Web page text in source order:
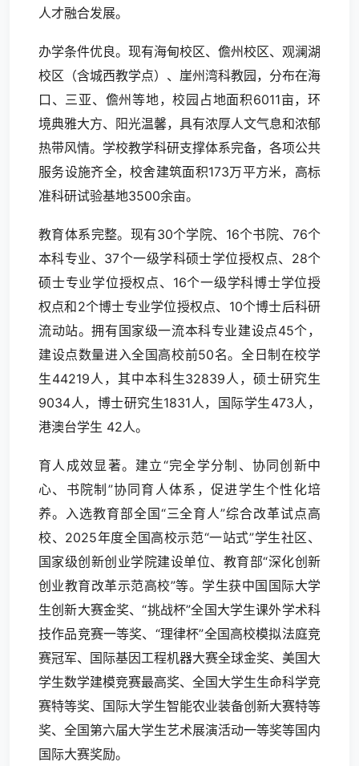
人才融合发展。
办学条件优良。现有海甸校区、儋州校区、观澜湖
校区（含城西教学点）、崖州湾科教园，分布在海
口、三亚、儋州等地，校园占地面积6011亩，环
境典雅大方、阳光温馨，具有浓厚人文气息和浓郁
热带风情。学校教学科研支撑体系完备，各项公共
服务设施齐全，校舍建筑面积173万平方米，高标
准科研试验基地3500余亩。
教育体系完整。现有30个学院、16个书院、76个
本科专业、37个一级学科硕士学位授权点、28个
硕士专业学位授权点、16个一级学科博士学位授
权点和2个博士专业学位授权点、10个博士后科研
流动站。拥有国家级一流本科专业建设点45个，
建设点数量进入全国高校前50名。全日制在校学
生44219人，其中本科生32839人，硕士研究生
9034人，博士研究生1831人，国际学生473人，
港澳台学生 42人。
育人成效显著。建立“完全学分制、协同创新中
心、书院制”协同育人体系，促进学生个性化培
养。入选教育部全国“三全育人”综合改革试点高
校、2025年度全国高校示范“一站式”学生社区、
国家级创新创业学院建设单位、教育部“深化创新
创业教育改革示范高校”等。学生获中国国际大学
生创新大赛金奖、“挑战杯”全国大学生课外学术科
技作品竞赛一等奖、“理律杯”全国高校模拟法庭竞
赛冠军、国际基因工程机器大赛全球金奖、美国大
学生数学建模竞赛最高奖、全国大学生生命科学竞
赛特等奖、国际大学生智能农业装备创新大赛特等
奖、全国第六届大学生艺术展演活动一等奖等国内
国际大赛奖励。